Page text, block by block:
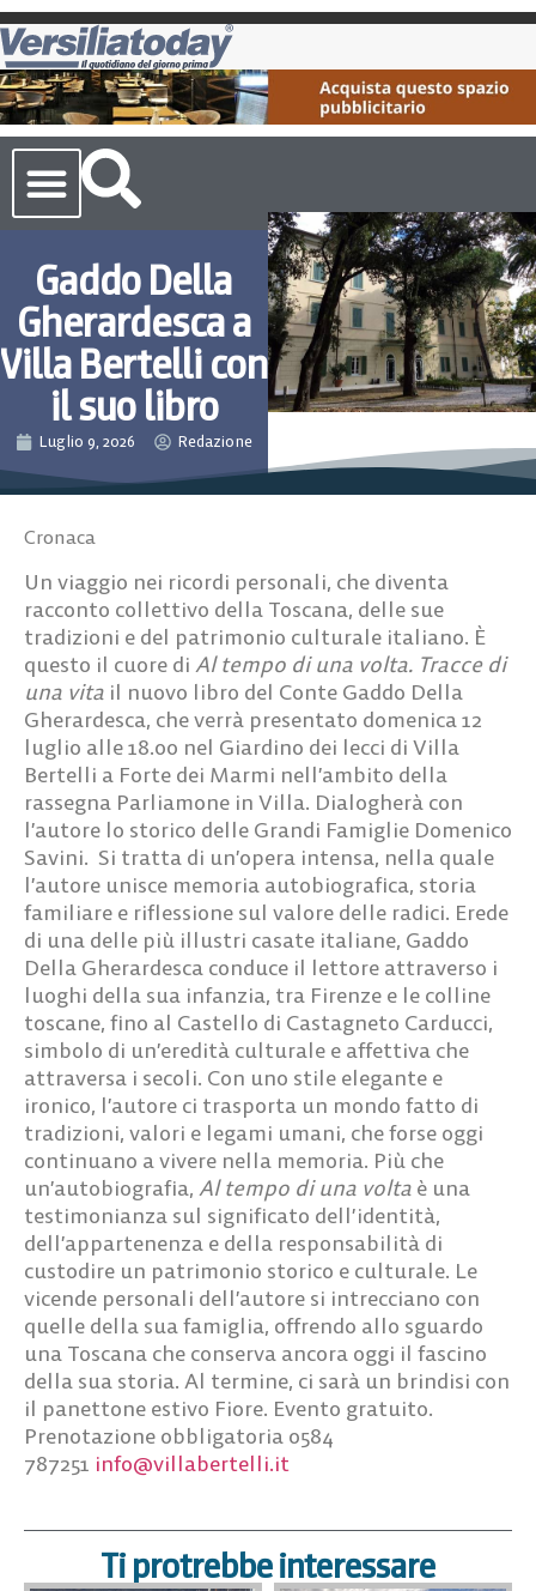
Gaddo Della
Gherardesca a
Villa Bertelli con
il suo libro
Luglio 9, 2026 Redazione
Cronaca
Un viaggio nei ricordi personali, che diventa
racconto collettivo della Toscana, delle sue
tradizioni e del patrimonio culturale italiano. È
questo il cuore di Al tempo di una volta. Tracce di
una vita il nuovo libro del Conte Gaddo Della
Gherardesca, che verrà presentato domenica 12
luglio alle 18.00 nel Giardino dei lecci di Villa
Bertelli a Forte dei Marmi nell’ambito della
rassegna Parliamone in Villa. Dialogherà con
l’autore lo storico delle Grandi Famiglie Domenico
Savini. Si tratta di un’opera intensa, nella quale
l’autore unisce memoria autobiografica, storia
familiare e riflessione sul valore delle radici. Erede
di una delle più illustri casate italiane, Gaddo
Della Gherardesca conduce il lettore attraverso i
luoghi della sua infanzia, tra Firenze e le colline
toscane, fino al Castello di Castagneto Carducci,
simbolo di un’eredità culturale e affettiva che
attraversa i secoli. Con uno stile elegante e
ironico, l’autore ci trasporta un mondo fatto di
tradizioni, valori e legami umani, che forse oggi
continuano a vivere nella memoria. Più che
un’autobiografia, Al tempo di una volta è una
testimonianza sul significato dell’identità,
dell’appartenenza e della responsabilità di
custodire un patrimonio storico e culturale. Le
vicende personali dell’autore si intrecciano con
quelle della sua famiglia, offrendo allo sguardo
una Toscana che conserva ancora oggi il fascino
della sua storia. Al termine, ci sarà un brindisi con
il panettone estivo Fiore. Evento gratuito.
Prenotazione obbligatoria 0584
787251 info@villabertelli.it
Ti protrebbe interessare